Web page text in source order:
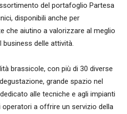
del portafoglio Partesa
disponibili anche per
che aiutino a valorizzare al meglio
delle attività.
brassicole, con più di 30 diverse
grande spazio nel
alle tecniche e agli impianti
operatori a offrire un servizio della